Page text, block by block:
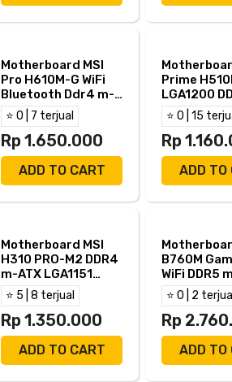
Motherboard MSI
Pro H610M-G WiFi
Bluetooth Ddr4 m-
Atx LGA1700
⭐ 0 | 7 terjual
Rp 1.650.000
ADD TO CART
Prime
LGA1200
⭐ 0 | 15
Rp
ADD TO
Motherboard MSI
H310 PRO-M2 DDR4
m-ATX LGA1151
HDMI VGA - H310
PRO M2
⭐ 5 | 8 terjual
Rp 1.350.000
ADD TO CART
B760M
WiFi DDR5
LGA1700
⭐ 0 | 2 terjual
Rp
ADD TO